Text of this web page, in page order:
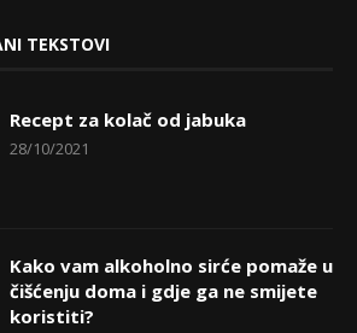
TEKSTOVI
Recept za kolač od jabuka
28/10/2021
Kako vam alkoholno sirće pomaže u
čišćenju doma i gdje ga ne smijete
koristiti?